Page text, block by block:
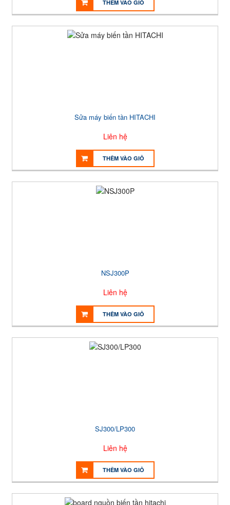
THÊM VÀO GIỎ
Sửa máy biến tần HITACHI
Liên hệ
THÊM VÀO GIỎ
NSJ300P
Liên hệ
THÊM VÀO GIỎ
SJ300/LP300
Liên hệ
THÊM VÀO GIỎ